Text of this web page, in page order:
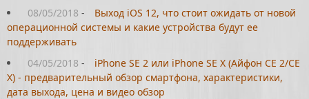
08/05/2018 -
Выход iOS 12, что стоит ожидать от новой
операционной системы и какие устройства будут ее
поддерживать
04/05/2018 -
iPhone SE 2 или iPhone SE X (Айфон СЕ 2/СЕ
Х) - предварительный обзор смартфона, характеристики,
дата выхода, цена и видео обзор